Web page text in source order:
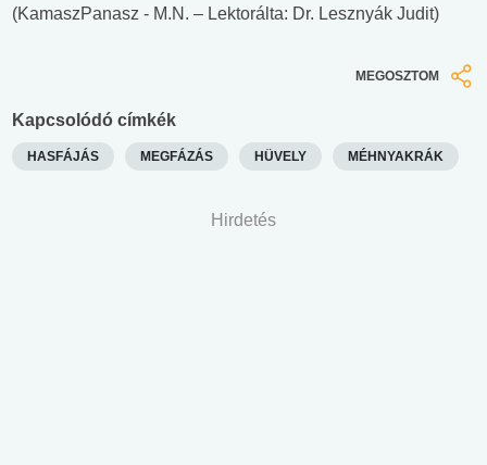
(KamaszPanasz - M.N. – Lektorálta: Dr. Lesznyák Judit)
MEGOSZTOM
Kapcsolódó címkék
HASFÁJÁS MEGFÁZÁS HÜVELY MÉHNYAKRÁK
Hirdetés